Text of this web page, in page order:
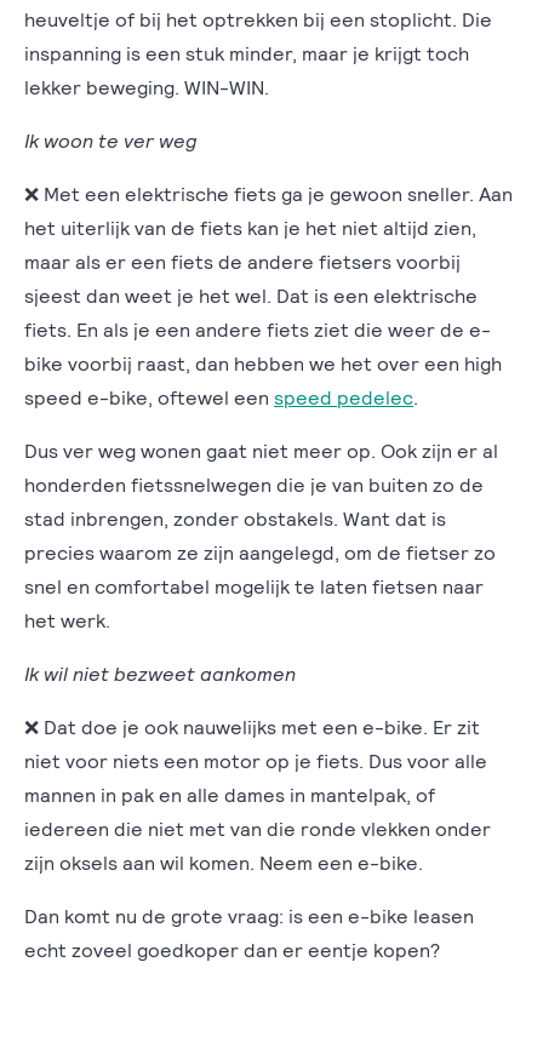
heuveltje of bij het optrekken bij een stoplicht. Die
inspanning is een stuk minder, maar je krijgt toch
lekker beweging. WIN-WIN.
Ik woon te ver weg
❌ Met een elektrische fiets ga je gewoon sneller. Aan
het uiterlijk van de fiets kan je het niet altijd zien,
maar als er een fiets de andere fietsers voorbij
sjeest dan weet je het wel. Dat is een elektrische
fiets. En als je een andere fiets ziet die weer de e-
bike voorbij raast, dan hebben we het over een high
speed e-bike, oftewel een speed pedelec.
Dus ver weg wonen gaat niet meer op. Ook zijn er al
honderden fietssnelwegen die je van buiten zo de
stad inbrengen, zonder obstakels. Want dat is
precies waarom ze zijn aangelegd, om de fietser zo
snel en comfortabel mogelijk te laten fietsen naar
het werk.
Ik wil niet bezweet aankomen
❌ Dat doe je ook nauwelijks met een e-bike. Er zit
niet voor niets een motor op je fiets. Dus voor alle
mannen in pak en alle dames in mantelpak, of
iedereen die niet met van die ronde vlekken onder
zijn oksels aan wil komen. Neem een e-bike.
Dan komt nu de grote vraag: is een e-bike leasen
echt zoveel goedkoper dan er eentje kopen?